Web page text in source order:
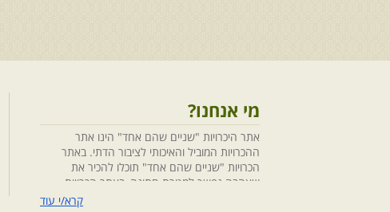
מי אנחנו?
אתר היכרויות "שניים שהם אחד" הינו אתר
ההכרויות המוביל והאיכותי לציבור הדתי. באתר
הכרויות "שניים שהם אחד" תוכלו להכיר את
שאהבה נפשך למטרת חתונה, באתר הכרויות
"שניים שהם אחד" הושקעו מחשבה ומאמציםקרא/י עוד